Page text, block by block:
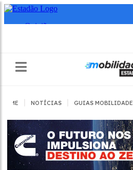
HOME NOTÍCIAS GUIAS MOBILIDADE